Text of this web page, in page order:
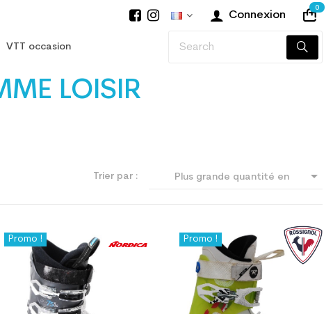
Connexion
0
VTT occasion
LOISIR
Trier par : Plus grande quantité en 
Promo ! Promo !